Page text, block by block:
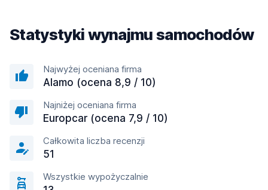
Statystyki wynajmu samochodów
Najwyżej oceniana firma
Alamo (ocena 8,9 / 10)
Najniżej oceniana firma
Europcar (ocena 7,9 / 10)
Całkowita liczba recenzji
51
Wszystkie wypożyczalnie